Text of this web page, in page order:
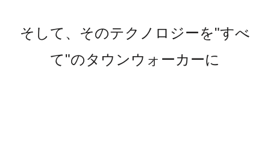
そして、そのテクノロジーを"すべ
て"のタウンウォーカーに